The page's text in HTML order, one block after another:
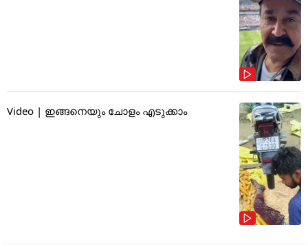
Video | ഇങ്ങനെയും ചോളം എടുക്കാം